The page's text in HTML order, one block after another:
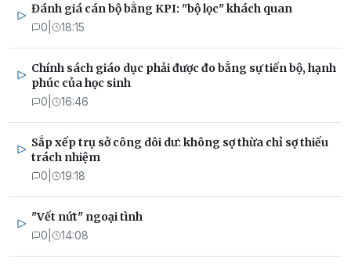
Đánh giá cán bộ bằng KPI: "bộ lọc" khách quan
0 18:15
Chính sách giáo dục phải được đo bằng sự tiến bộ, hạnh
phúc của học sinh
0 16:46
Sắp xếp trụ sở công dôi dư: không sợ thừa chỉ sợ thiếu
trách nhiệm
0 19:18
"Vết nứt" ngoại tình
0 14:08